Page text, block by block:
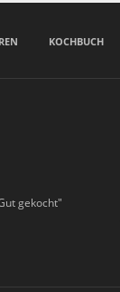
KOCHBUCH
gekocht"